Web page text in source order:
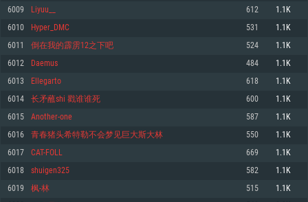
프로세서: 2.2 GHz 듀얼코어 이상
메모리: 4GB
그래픽 카드: DirectX 11 이상을 지원하는 AMD Radeon 77XX / NVIDIA
GeForce GT 660. 최소 사양 해상도: 720p
네트워크: 브로드밴드 인터넷
여유 저장 공간: 22.1 GB (최소 클라이언트)
권장 사양
프로세서: 최소 2.2 GHz의 Core i5 (Intel Xeon 은 지원하지 않습니다)
메모리: 6 GB
그래픽 카드: Metal 을 지원하는 Intel Iris Pro 5200 (Mac), 혹은 이와 비슷한 성
능을 가지는 Mac 버전의 AMD/Nvidia. 최소 해상도: 720p
네트워크: 브로드밴드 인터넷
여유 저장 공간: 22.1 GB (최소 클라이언트)
권장 사양
프로세서: 2.4 GHz 듀얼코어
메모리: 4 GB
그래픽 카드: Vulkan 을 지원하고, 최신 그래픽 드라이버를 지원하는 NVIDIA
660 (6개월 미만) 혹은 그와 동급의 성능을 가지며 최신 그래픽 드라이버를 지
원하는 AMD (6개월 미만; 최소사양 지원 해상도 720p)
네트워크: 브로드밴드 인터넷
여유 저장 공간: 22.1 GB (최소 클라이언트)
권장 사양
운영체제: Ubuntu 20.04 64bit
프로세서: Intel Core i7
메모리: 16 GB
6009 Liyuu__ 612 1.1K
6010 Hyper_DMC 531 1.1K
6011 倒在我的霹雳12之下吧 524 1.1K
6012 Daemus 484 1.1K
6013 Ellegarto 618 1.1K
6014 长矛蘸shi 戳谁谁死 600 1.1K
6015 Another-one 587 1.1K
6016 青春猪头希特勒不会梦见巨大斯大林 550 1.1K
6017 CAT-FOLL 669 1.1K
6018 shuigen325 582 1.1K
6019 枫-林 515 1.1K